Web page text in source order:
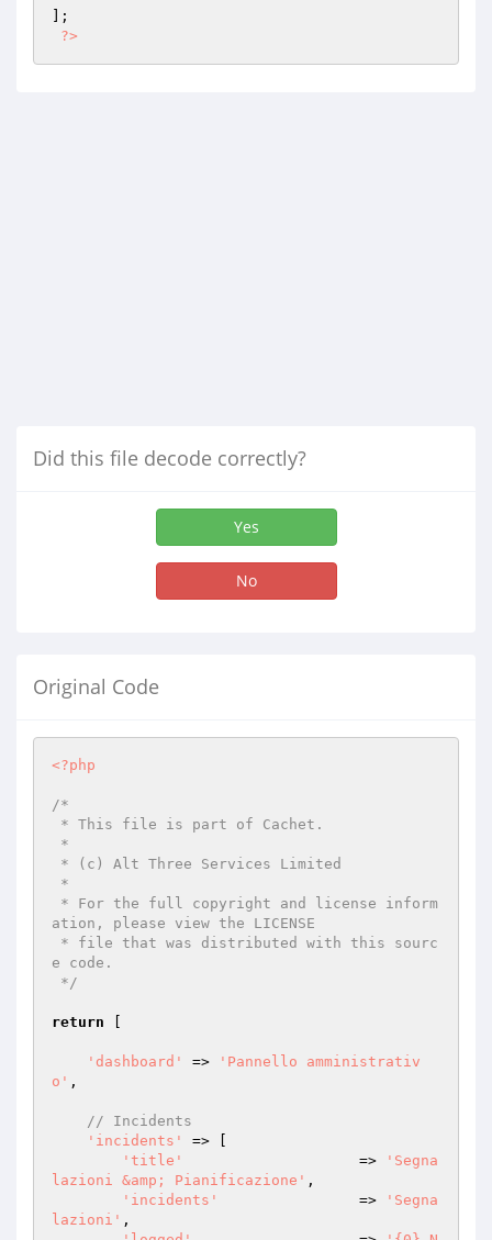
];
?>
Did this file decode correctly?
Yes
No
Original Code
<?php
/*
ation, please view the LICENSE
e code.
*/
return
'dashboard' =>
'Pannello amministrativ
o' ,
// Incidents
'incidents'
=> [
'title'
                    =>
'Segna
lazioni &amp; Pianificazione' ,
'incidents'
                =>
'Segna
lazioni' ,